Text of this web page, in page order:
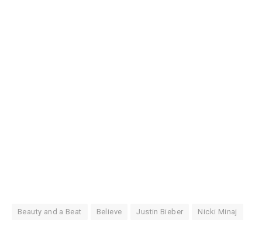
Beauty and a Beat Believe Justin Bieber Nicki Minaj